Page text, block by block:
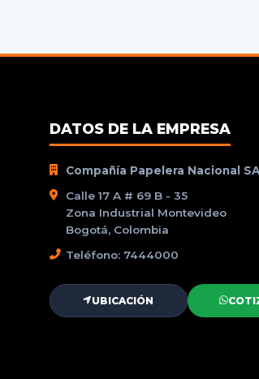
DATOS DE LA EMPRESA
Compañía Papelera Nacional
Calle 17 A # 69 B - 35
Zona Industrial Montevideo
Bogotá, Colombia
Teléfono: 7444000
UBICACIÓN